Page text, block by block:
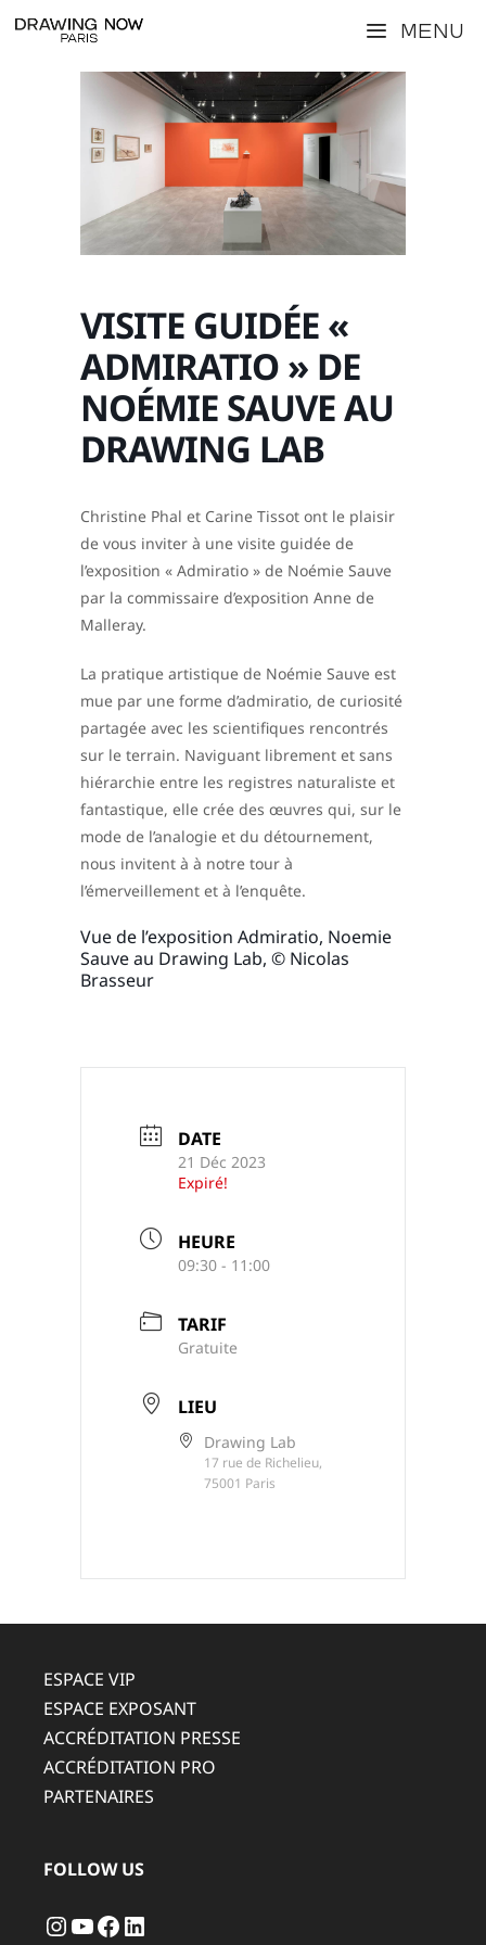
Aller
au
Menu
VISITE GUIDÉE «
ADMIRATIO » DE
NOÉMIE SAUVE AU
DRAWING LAB
Christine Phal et Carine Tissot ont le plaisir
de vous inviter à une visite guidée de
l’exposition « Admiratio » de Noémie Sauve
par la commissaire d’exposition Anne de
Malleray.
La pratique artistique de Noémie Sauve est
mue par une forme d’admiratio, de curiosité
partagée avec les scientifiques rencontrés
sur le terrain. Naviguant librement et sans
hiérarchie entre les registres naturaliste et
fantastique, elle crée des œuvres qui, sur le
mode de l’analogie et du détournement,
nous invitent à à notre tour à
l’émerveillement et à l’enquête.
Vue de l’exposition Admiratio, Noemie
Sauve au Drawing Lab, © Nicolas
Brasseur
DATE
21 Déc 2023
Expiré!
HEURE
09:30 - 11:00
TARIF
Gratuite
LIEU
Drawing Lab
17 rue de Richelieu,
75001 Paris
ESPACE VIP
ESPACE EXPOSANT
ACCRÉDITATION PRESSE
ACCRÉDITATION PRO
PARTENAIRES
FOLLOW US
Instagram
YouTube
Facebook
LinkedIn